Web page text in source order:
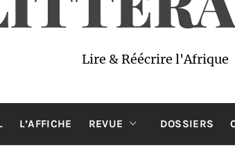
Lire & Réécrire l'Afrique
L’AFFICHE REVUE DOSSIERS